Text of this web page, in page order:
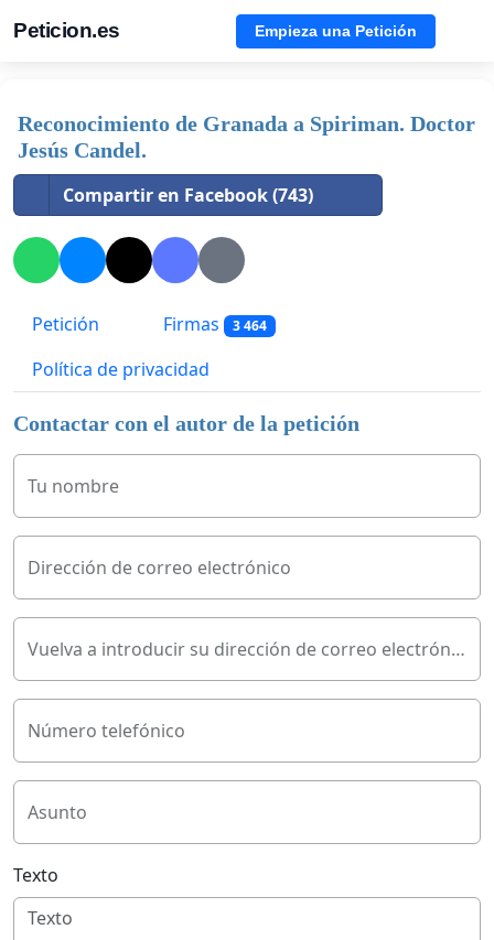
Peticion.es Empieza una Petición
Reconocimiento de Granada a Spiriman. Doctor
Jesús Candel.
Compartir en Facebook (743)
Petición Firmas 3 464
Política de privacidad
Contactar con el autor de la petición
Tu nombre
Dirección de correo electrónico
Vuelva a introducir su dirección de correo electrónico
Número telefónico
Asunto
Texto